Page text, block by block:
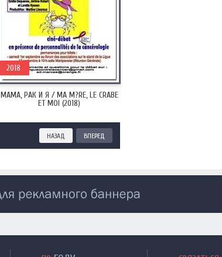
МАМА, РАК И Я / MA M?RE, LE CRABE
ET MOI (2018)
2018
НАЗАД ВПЕРЕД